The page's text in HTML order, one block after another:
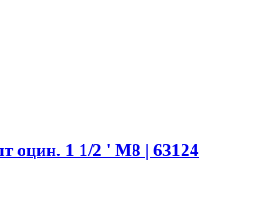
оцин. 1 1/2 ' М8 | 63124